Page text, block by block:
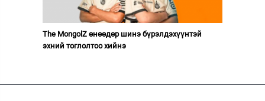
The MongolZ өнөөдөр шинэ бүрэлдэхүүнтэй
эхний тоглолтоо хийнэ